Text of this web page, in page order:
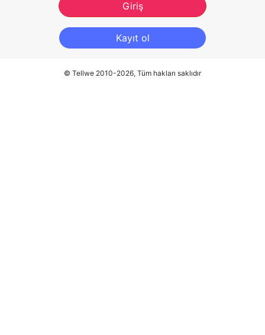
Giriş
Kayıt ol
© Tellwe 2010-2026, Tüm hakları saklıdır